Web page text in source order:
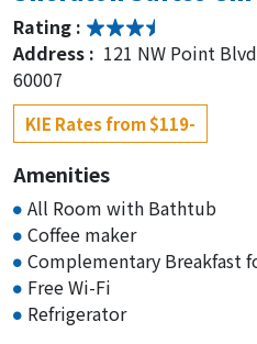
Rating :
Address : 121 NW Point
60007
KIE Rates from $119-
Amenities
All Room with Bathtub
Coffee maker
Complementary Breakfast
Free Wi-Fi
Refrigerator